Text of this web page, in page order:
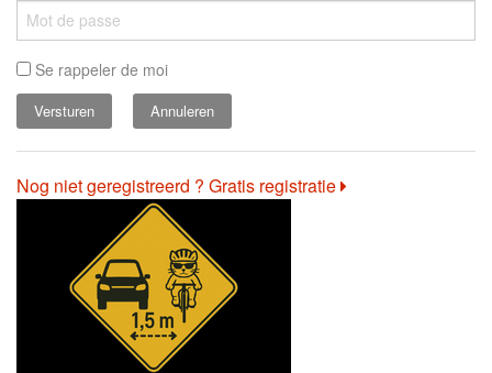
Se rappeler de moi
Annuleren
Nog niet geregistreerd ? Gratis registratie